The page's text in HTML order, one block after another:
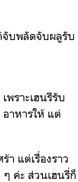
จับพลัดจับผลูรับ
พราะเฮนรีรับ
าหารให้ แต่
า แต่เรื่องราว
ค่ะ ส่วนเฮนรี่ก็